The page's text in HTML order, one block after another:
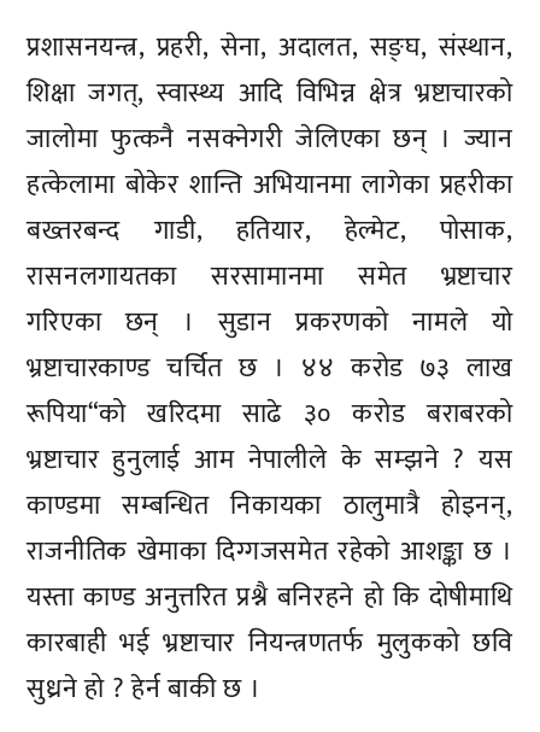
प्रशासनयन्त्र, प्रहरी, सेना, अदालत, सङ्घ, संस्थान,
शिक्षा जगत्, स्वास्थ्य आदि विभिन्न क्षेत्र भ्रष्टाचारको
जालोमा फुत्कनै नसक्नेगरी जेलिएका छन् । ज्यान
हत्केलामा बोकेर शान्ति अभियानमा लागेका प्रहरीका
बख्तरबन्द गाडी, हतियार, हेल्मेट, पोसाक,
रासनलगायतका सरसामानमा समेत भ्रष्टाचार
गरिएका छन् । सुडान प्रकरणको नामले यो
भ्रष्टाचारकाण्ड चर्चित छ । ४४ करोड ७३ लाख
रूपिया“को खरिदमा साढे ३० करोड बराबरको
भ्रष्टाचार हुनुलाई आम नेपालीले के सम्झने ? यस
काण्डमा सम्बन्धित निकायका ठालुमात्रै होइनन्,
राजनीतिक खेमाका दिग्गजसमेत रहेको आशङ्का छ ।
यस्ता काण्ड अनुत्तरित प्रश्नै बनिरहने हो कि दोषीमाथि
कारबाही भई भ्रष्टाचार नियन्त्रणतर्फ मुलुकको छवि
सुध्रने हो ? हेर्न बाकी छ ।